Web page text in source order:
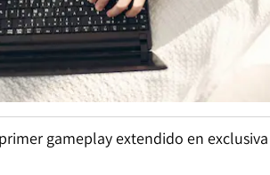
gameplay extendido en exclusiva